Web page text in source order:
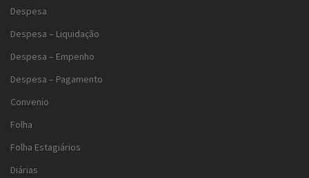
Despesa
Despesa – Liquidação
Despesa – Empenho
Despesa – Pagamento
Convenio
Folha
Folha Estagiários
Diárias